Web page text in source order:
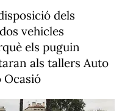
dels
vehicles
els puguin
als tallers Auto
Ocasió